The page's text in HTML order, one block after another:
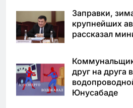
Заправки,
крупнейших
рассказал
друг на друга
Юнусабаде